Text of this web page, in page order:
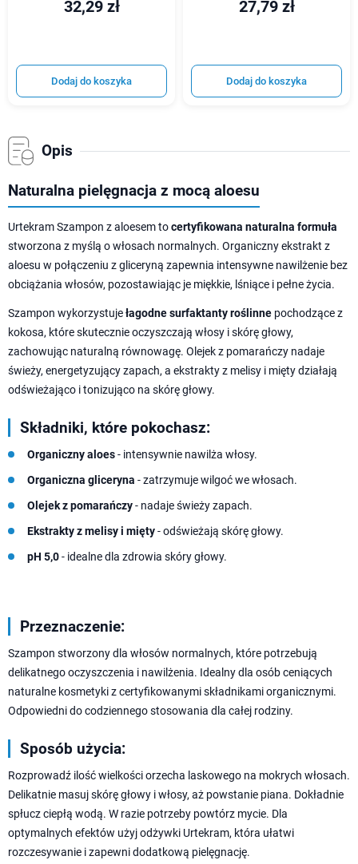
32,29 zł
Dodaj do koszyka
27,79 zł
Dodaj do koszyka
Opis
Naturalna pielęgnacja z mocą aloesu
Urtekram Szampon z aloesem tocertyfikowana naturalna formuła
stworzona z myślą o włosach normalnych. Organiczny ekstrakt z
aloesu w połączeniu z gliceryną zapewnia intensywne nawilżenie bez
obciążania włosów, pozostawiając je miękkie, lśniące i pełne życia.
Szampon wykorzystujełagodne surfaktanty roślinne pochodzące z
kokosa, które skutecznie oczyszczają włosy i skórę głowy,
zachowując naturalną równowagę. Olejek z pomarańczy nadaje
świeży, energetyzujący zapach, a ekstrakty z melisy i mięty działają
odświeżająco i tonizująco na skórę głowy.
Składniki, które pokochasz:
Organiczny aloes- intensywnie nawilża włosy.
Organiczna gliceryna - zatrzymuje wilgoć we włosach.
Olejek z pomarańczy- nadaje świeży zapach.
Ekstrakty z melisy i mięty- odświeżają skórę głowy.
pH 5,0- idealne dla zdrowia skóry głowy.
Przeznaczenie:
Szampon stworzony dla włosów normalnych, które potrzebują
delikatnego oczyszczenia i nawilżenia. Idealny dla osób ceniących
naturalne kosmetyki z certyfikowanymi składnikami organicznymi.
Odpowiedni do codziennego stosowania dla całej rodziny.
Sposób użycia:
Rozprowadź ilość wielkości orzecha laskowego na mokrych włosach.
Delikatnie masuj skórę głowy i włosy, aż powstanie piana. Dokładnie
spłucz ciepłą wodą. W razie potrzeby powtórz mycie. Dla
optymalnych efektów użyj odżywki Urtekram, która ułatwi
rozczesywanie i zapewni dodatkową pielęgnację.